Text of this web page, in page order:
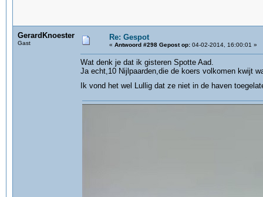
GerardKnoester
Gast
Re: Gespot
« Antwoord #298 Gepost op: 04-02-2014, 16:00:01 »
Wat denk je dat ik gisteren Spotte Aad.
Ja echt,10 Nijlpaarden,die de koers volkomen kwijt
Ik vond het wel Lullig dat ze niet in de haven